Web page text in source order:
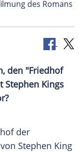
des Romans
den "Friedhof
Stephen Kings
der
Stephen King